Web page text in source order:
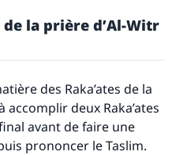
la prière d’Al-Witr
des Raka’ates de la
accomplir deux Raka’ates
avant de faire une
prononcer le Taslim.